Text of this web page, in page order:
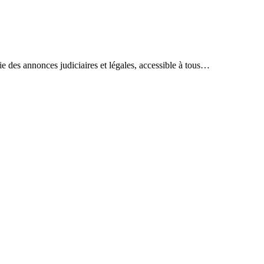
des annonces judiciaires et légales, accessible à tous…